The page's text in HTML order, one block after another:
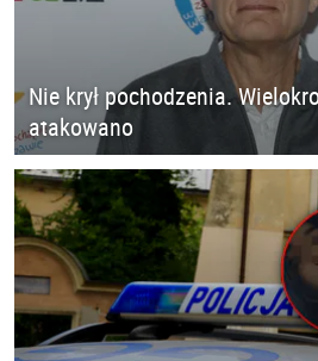
Nie krył pochodzenia.
atakowano